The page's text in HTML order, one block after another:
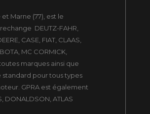
Marne (77), est le
DEUTZ-FAHR,
CASE, FIAT, CLAAS,
MC CORMICK,
marques ainsi que
standard pour tous types
GPRA est également
DONALDSON, ATLAS